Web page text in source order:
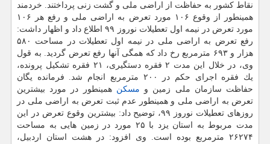
نقاط كشور به حفاظت از اراضی ملی و گشت زنی پرداختند. خردمند
همینطور از وقوع ۱۰۶ مورد تعرض به اراضی ملی و رفع هر ۱۰۶
مورد تعرض در نیمه اول تعطیلات نوروز ۹۹ اطلاع داد و اظهار داشت:
رفع تعرض به اراضی ملی در نیمه اول تعطیلات در مساحت ۵۸۰
هزار و ۶۹۳ مترمربع رخ داد كه همگی آنها رفع تعرض گردید. به قول
وی، در خلال این مدت ۲ فقره دستگیری، ۲۱ فقره تشكیل پرونده،
یك فقره اجرای حكم در ۲۰۰ مترمربع انجام شد. فرمانده یگان
حفاظت سازمان ملی زمین و مسكن همینطور در مورد بیشترین
تعرض به اراضی ملی و همینطور عدم ثبت تعرض به اراضی ملی در
روزهای تعطیلات نوروز ۹۹، توضیح داد: بیشترین وقوع تعرض در این
مدت مربوط به استان یزد با ۲۵ مورد در زمین هایی به مساحت
۲۶۲۷۴ مترمربع بوده است. وی افزود: در هشت استان اردبیل،